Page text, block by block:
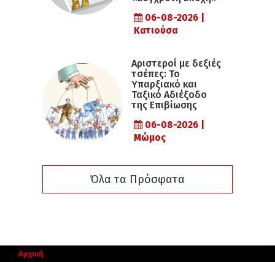
06-08-2026 |
Κατιούσα
Αριστεροί με δεξιές
τσέπες: Το
Υπαρξιακό και
Ταξικό Αδιέξοδο
της Επιβίωσης
06-08-2026 |
Μώμος
Όλα τα Πρόσφατα
Αρχική